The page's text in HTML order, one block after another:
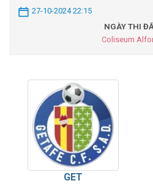
27-10-2024 22:15
NGÀY THI
Coliseum
GET